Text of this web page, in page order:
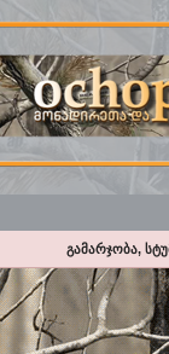
გამარჯობა,